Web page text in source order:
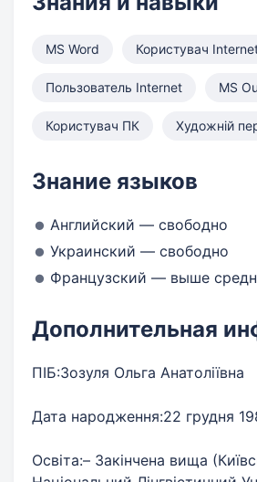
MS Word Користувач
Пользователь Internet MS
Користувач ПК Художній
Знание языков
Английский — свободно
Украинский — свободно
Французский — выше
Дополнительная
ПІБ:Зозуля Ольга Анатоліївна
Дата народження:22 грудня
Освіта:– Закінчена вища